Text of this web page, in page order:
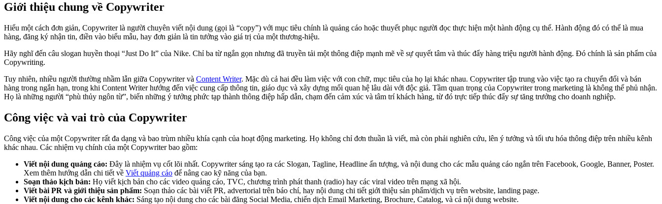
Giới thiệu chung về Copywriter
Hiểu một cách đơn giản, Copywriter là người chuyên viết nội dung (gọi là “copy”) với mục tiêu chính là quảng cáo hoặc thuyết phục người đọc thực hiện một hành động cụ thể. Hành động đó có thể là mua
hàng, đăng ký nhận tin, điền vào biểu mẫu, hay đơn giản là tin tưởng vào giá trị của một thương-hiệu.
Hãy nghĩ đến câu slogan huyền thoại “Just Do It” của Nike. Chỉ ba từ ngắn gọn nhưng đã truyền tải một thông điệp mạnh mẽ về sự quyết tâm và thúc đẩy hàng triệu người hành động. Đó chính là sản phẩm của
Copywriting.
Tuy nhiên, nhiều người thường nhầm lẫn giữa Copywriter và Content Writer. Mặc dù cả hai đều làm việc với con chữ, mục tiêu của họ lại khác nhau. Copywriter tập trung vào việc tạo ra chuyển đổi và bán
hàng trong ngắn hạn, trong khi Content Writer hướng đến việc cung cấp thông tin, giáo dục và xây dựng mối quan hệ lâu dài với độc giả. Tầm quan trọng của Copywriter trong marketing là không thể phủ nhận.
Họ là những người “phù thủy ngôn từ”, biến những ý tưởng phức tạp thành thông điệp hấp dẫn, chạm đến cảm xúc và tâm trí khách hàng, từ đó trực tiếp thúc đẩy sự tăng trưởng cho doanh nghiệp.
Công việc và vai trò của Copywriter
Công việc của một Copywriter rất đa dạng và bao trùm nhiều khía cạnh của hoạt động marketing. Họ không chỉ đơn thuần là viết, mà còn phải nghiên cứu, lên ý tưởng và tối ưu hóa thông điệp trên nhiều kênh
khác nhau. Các nhiệm vụ chính của một Copywriter bao gồm:
Viết nội dung quảng cáo: Đây là nhiệm vụ cốt lõi nhất. Copywriter sáng tạo ra các Slogan, Tagline, Headline ấn tượng, và nội dung cho các mẫu quảng cáo ngắn trên Facebook, Google, Banner, Poster.
Xem thêm hướng dẫn chi tiết về Viết quảng cáo để nâng cao kỹ năng của bạn.
Soạn thảo kịch bản: Họ viết kịch bản cho các video quảng cáo, TVC, chương trình phát thanh (radio) hay các viral video trên mạng xã hội.
Viết bài PR và giới thiệu sản phẩm: Soạn thảo các bài viết PR, advertorial trên báo chí, hay nội dung chi tiết giới thiệu sản phẩm/dịch vụ trên website, landing page.
Viết nội dung cho các kênh khác: Sáng tạo nội dung cho các bài đăng Social Media, chiến dịch Email Marketing, Brochure, Catalog, và cả nội dung website.